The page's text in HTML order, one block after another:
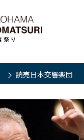
読売日本交響楽団